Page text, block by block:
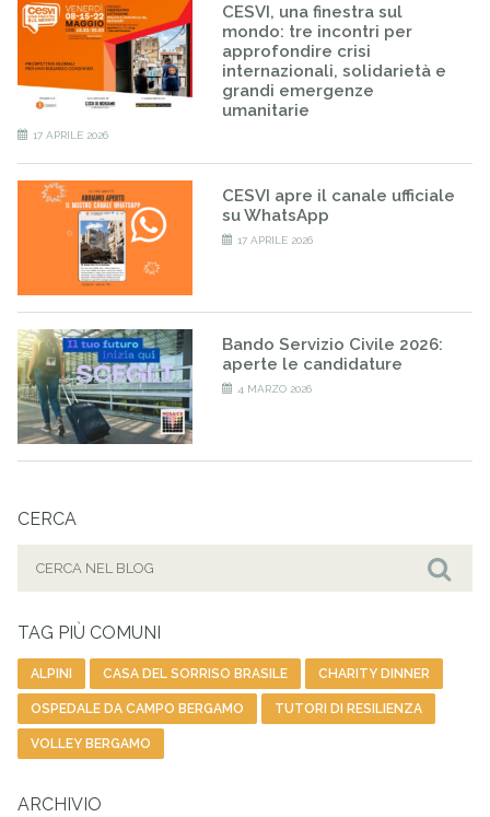
CESVI, una finestra sul
mondo: tre incontri per
approfondire crisi
internazionali, solidarietà e
grandi emergenze
umanitarie
17 APRILE 2026
CESVI apre il canale ufficiale
su WhatsApp
17 APRILE 2026
Bando Servizio Civile 2026:
aperte le candidature
4 MARZO 2026
CERCA
TAG PIÙ COMUNI
ALPINI CASA DEL SORRISO BRASILE CHARITY DINNER
OSPEDALE DA CAMPO BERGAMO TUTORI DI RESILIENZA
VOLLEY BERGAMO
ARCHIVIO